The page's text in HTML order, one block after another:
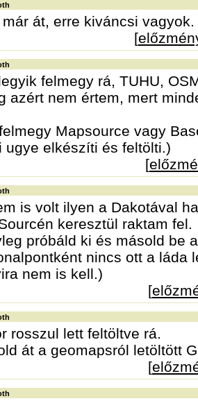
már át, erre kiváncsi vagyok.
[
felmegy rá, TUHU,
azért nem értem, mert
Mapsource vagy
ugye elkészíti és feltölti.)
[
is volt ilyen a Dakotával
keresztül raktam fel.
próbáld ki és másold be
nincs ott a láda
nem is kell.)
[
rosszul lett feltöltve rá.
át a geomapsról letöltött
[